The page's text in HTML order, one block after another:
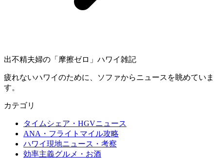
出不精夫婦の 「摩擦ゼロ」 ハワイ雑記
疲れないハワイのために、ソファからニュースを眺めていま
す。
カテゴリ
タイムシェア・HGVニュース
ANA・フライトマイル攻略
ハワイ現地ニュース・考察
効率主義グルメ・お酒